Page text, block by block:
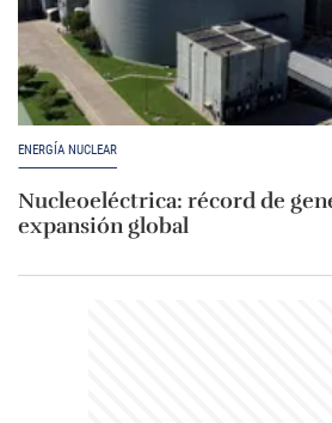
ENERGÍA NUCLEAR
Nucleoeléctrica: récord de
expansión global